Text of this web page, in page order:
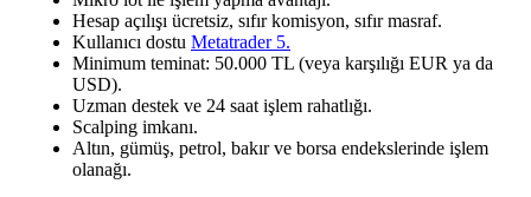
Hesap açılışı ücretsiz, sıfır komisyon, sıfır masraf.
Kullanıcı dostu Metatrader 5.
Minimum teminat: 50.000 TL (veya karşılığı EUR ya da
USD).
Uzman destek ve 24 saat işlem rahatlığı.
Scalping imkanı.
Altın, gümüş, petrol, bakır ve borsa endekslerinde işlem
olanağı.